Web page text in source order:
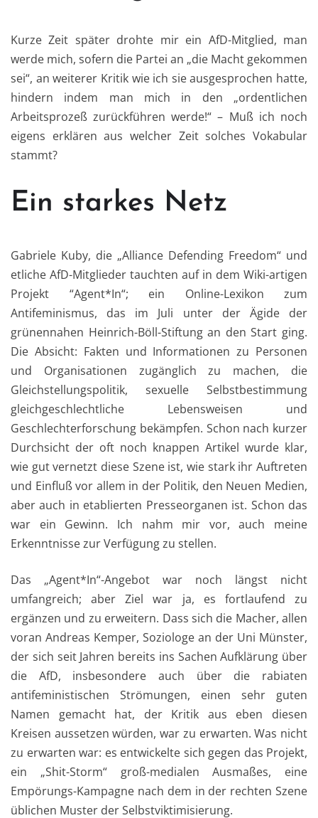
Kurze Zeit später drohte mir ein AfD-Mitglied, man
werde mich, sofern die Partei an „die Macht gekommen
sei“, an weiterer Kritik wie ich sie ausgesprochen hatte,
hindern indem man mich in den „ordentlichen
Arbeitsprozeß zurückführen werde!“ – Muß ich noch
eigens erklären aus welcher Zeit solches Vokabular
stammt?
Ein starkes Netz
Gabriele Kuby, die „Alliance Defending Freedom“ und
etliche AfD-Mitglieder tauchten auf in dem Wiki-artigen
Projekt “Agent*In“; ein Online-Lexikon zum
Antifeminismus, das im Juli unter der Ägide der
grünennahen Heinrich-Böll-Stiftung an den Start ging.
Die Absicht: Fakten und Informationen zu Personen
und Organisationen zugänglich zu machen, die
Gleichstellungspolitik, sexuelle Selbstbestimmung
gleichgeschlechtliche Lebensweisen und
Geschlechterforschung bekämpfen. Schon nach kurzer
Durchsicht der oft noch knappen Artikel wurde klar,
wie gut vernetzt diese Szene ist, wie stark ihr Auftreten
und Einfluß vor allem in der Politik, den Neuen Medien,
aber auch in etablierten Presseorganen ist. Schon das
war ein Gewinn. Ich nahm mir vor, auch meine
Erkenntnisse zur Verfügung zu stellen.
Das „Agent*In“-Angebot war noch längst nicht
umfangreich; aber Ziel war ja, es fortlaufend zu
ergänzen und zu erweitern. Dass sich die Macher, allen
voran Andreas Kemper, Soziologe an der Uni Münster,
der sich seit Jahren bereits ins Sachen Aufklärung über
die AfD, insbesondere auch über die rabiaten
antifeministischen Strömungen, einen sehr guten
Namen gemacht hat, der Kritik aus eben diesen
Kreisen aussetzen würden, war zu erwarten. Was nicht
zu erwarten war: es entwickelte sich gegen das Projekt,
ein „Shit-Storm“ groß-medialen Ausmaßes, eine
Empörungs-Kampagne nach dem in der rechten Szene
üblichen Muster der Selbstviktimisierung.